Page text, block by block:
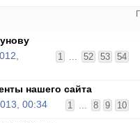
1 ... 52 53 54
нашего сайта
1 ... 8 9 10
00:34